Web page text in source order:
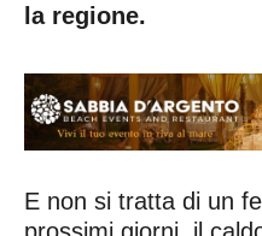
la regione.
E non si tratta di un